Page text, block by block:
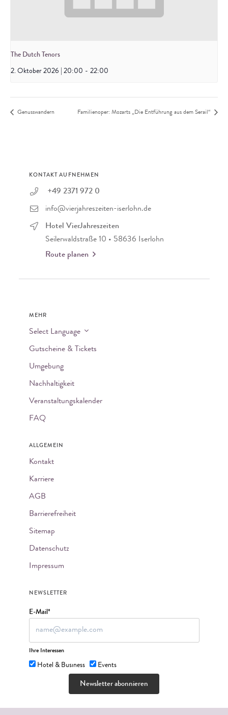
The Dutch Tenors
2. Oktober 2026 | 20:00 - 22:00
Genusswandern Familienoper: Mozarts „Die Entführung aus dem Serail“
KONTAKT AUFNEHMEN
+49 2371 972 0
info@vierjahreszeiten-iserlohn.de
Hotel VierJahreszeiten
Seilerwaldstraße 10 • 58636 Iserlohn
Route planen
MEHR
Select Language
Gutscheine & Tickets
Umgebung
Nachhaltigkeit
Veranstaltungskalender
FAQ
ALLGEMEIN
Kontakt
Karriere
AGB
Barrierefreiheit
Sitemap
Datenschutz
Impressum
NEWSLETTER
E-Mail*
Ihre Interessen
Hotel & Business Events
Newsletter abonnieren